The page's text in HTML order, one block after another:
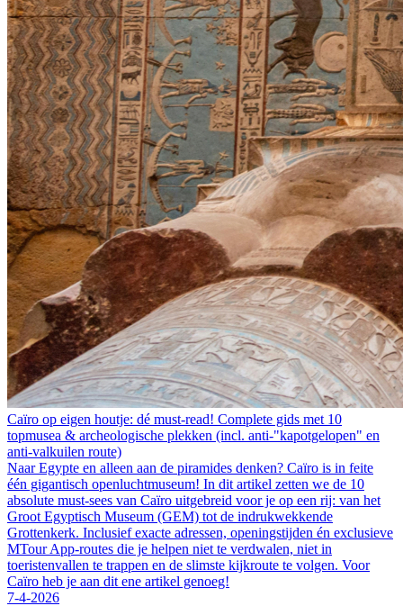
Caïro op eigen houtje: dé must-read! Complete gids met 10
topmusea & archeologische plekken (incl. anti-"kapotgelopen" en
anti-valkuilen route)
Naar Egypte en alleen aan de piramides denken? Caïro is in feite
één gigantisch openluchtmuseum! In dit artikel zetten we de 10
absolute must-sees van Caïro uitgebreid voor je op een rij: van het
Groot Egyptisch Museum (GEM) tot de indrukwekkende
Grottenkerk. Inclusief exacte adressen, openingstijden én exclusieve
MTour App-routes die je helpen niet te verdwalen, niet in
toeristenvallen te trappen en de slimste kijkroute te volgen. Voor
Caïro heb je aan dit ene artikel genoeg!
7-4-2026